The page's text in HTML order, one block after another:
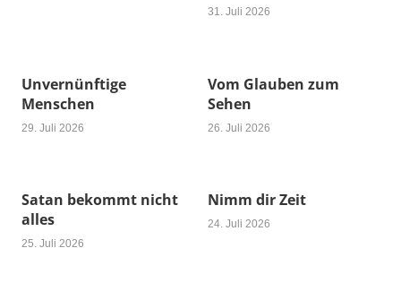
31. Juli 2026
Unvernünftige
Menschen
29. Juli 2026
Vom Glauben zum
Sehen
26. Juli 2026
Satan bekommt nicht
alles
25. Juli 2026
Nimm dir Zeit
24. Juli 2026